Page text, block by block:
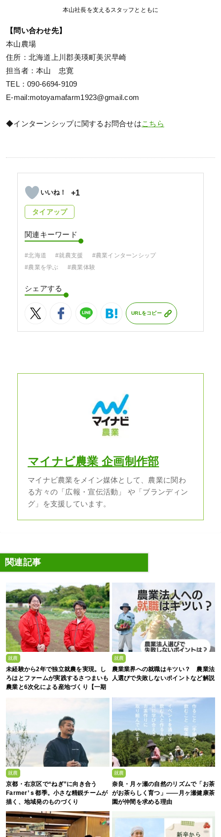
本山社長を支えるスタッフとともに
【問い合わせ先】
本山農場
住所：北海道上川郡美瑛町美沢早崎
担当者：本山 忠寛
TEL：090-6694-9109
E-mail:motoyamafarm1923@gmail.com
◆インターンシップに関するお問合せはこちら
+1
タイアップ
関連キーワード
#北海道 #就農支援
#農業インターンシップ
#農業を学ぶ
#農業体験
シェアする
URLをコピー
マイナビ農業 企画制作部
マイナビ農業をメイン媒体として、農業に関わ
る方々の「広報・宣伝活動」 や「ブランディン
グ」を支援しています。
関連記事
就農
未経験から2年で独立就農を実現。し
ろはとファームが実践するさつまいも
農業と6次化による産地づくり【一期
就農
農業業界への就職はキツい？ 農業法
人選びで失敗しないポイントなど解説
就農
京都・右京区で“ねぎ”に向き合う
Farmer’ｓ都季。小さな精鋭チームが
描く、地域発のものづくり
就農
奈良・月ヶ瀬の自然のリズムで「お茶
がお茶らしく育つ」――月ヶ瀬健康茶
園が仲間を求める理由